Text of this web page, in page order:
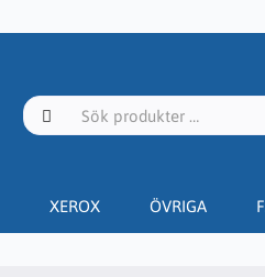
XEROX ÖVRIGA